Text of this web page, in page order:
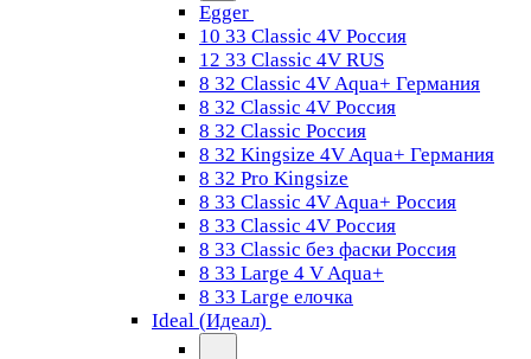
Egger
10 33 Classic 4V Россия
12 33 Classic 4V RUS
8 32 Classic 4V Aqua+ Германия
8 32 Classic 4V Россия
8 32 Classic Россия
8 32 Kingsize 4V Aqua+ Германия
8 32 Pro Kingsize
8 33 Classic 4V Aqua+ Россия
8 33 Classic 4V Россия
8 33 Classic без фаски Россия
8 33 Large 4 V Aqua+
8 33 Large елочка
Ideal (Идеал)